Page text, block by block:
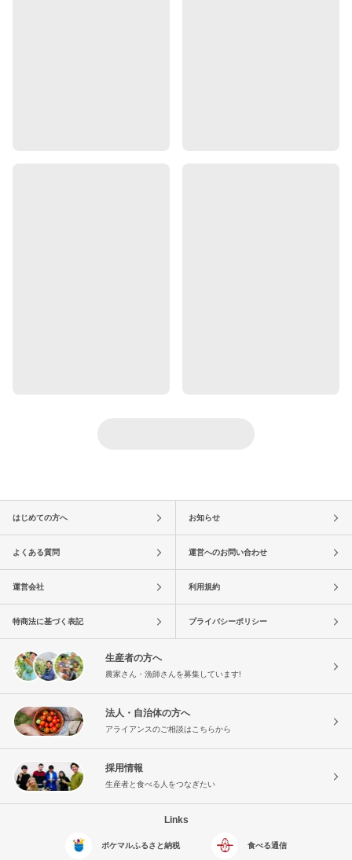
はじめての方へ お知らせ
よくある質問 運営へのお問い合わせ
運営会社 利用規約
特商法に基づく表記 プライバシーポリシー
生産者の方へ
農家さん・漁師さんを募集しています!
法人・自治体の方へ
アライアンスのご相談はこちらから
採用情報
生産者と食べる人をつなぎたい
Links
ポケマルふるさと納税 食べる通信